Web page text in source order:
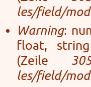
les/field/
Warning:
float,
(Zeile
les/field/